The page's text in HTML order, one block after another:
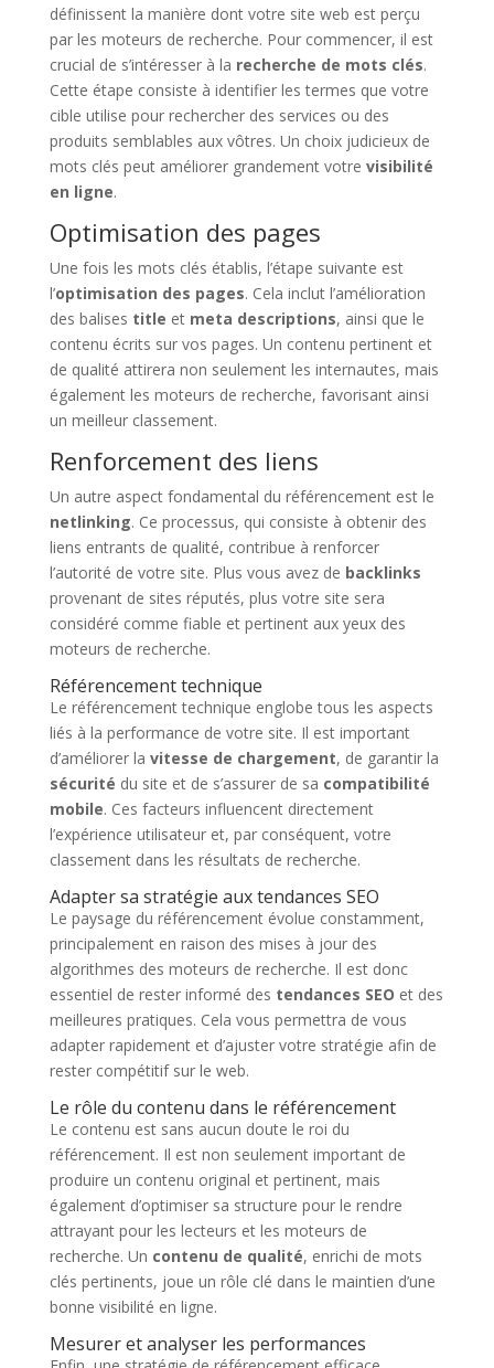
définissent la manière dont votre site web est perçu
par les moteurs de recherche. Pour commencer, il est
crucial de s’intéresser à la recherche de mots clés.
Cette étape consiste à identifier les termes que votre
cible utilise pour rechercher des services ou des
produits semblables aux vôtres. Un choix judicieux de
mots clés peut améliorer grandement votre visibilité
en ligne.
Optimisation des pages
Une fois les mots clés établis, l’étape suivante est
l’optimisation des pages. Cela inclut l’amélioration
des balises title et meta descriptions, ainsi que le
contenu écrits sur vos pages. Un contenu pertinent et
de qualité attirera non seulement les internautes, mais
également les moteurs de recherche, favorisant ainsi
un meilleur classement.
Renforcement des liens
Un autre aspect fondamental du référencement est le
netlinking. Ce processus, qui consiste à obtenir des
liens entrants de qualité, contribue à renforcer
l’autorité de votre site. Plus vous avez de backlinks
provenant de sites réputés, plus votre site sera
considéré comme fiable et pertinent aux yeux des
moteurs de recherche.
Référencement technique
Le référencement technique englobe tous les aspects
liés à la performance de votre site. Il est important
d’améliorer la vitesse de chargement, de garantir la
sécurité du site et de s’assurer de sa compatibilité
mobile. Ces facteurs influencent directement
l’expérience utilisateur et, par conséquent, votre
classement dans les résultats de recherche.
Adapter sa stratégie aux tendances SEO
Le paysage du référencement évolue constamment,
principalement en raison des mises à jour des
algorithmes des moteurs de recherche. Il est donc
essentiel de rester informé des tendances SEO et des
meilleures pratiques. Cela vous permettra de vous
adapter rapidement et d’ajuster votre stratégie afin de
rester compétitif sur le web.
Le rôle du contenu dans le référencement
Le contenu est sans aucun doute le roi du
référencement. Il est non seulement important de
produire un contenu original et pertinent, mais
également d’optimiser sa structure pour le rendre
attrayant pour les lecteurs et les moteurs de
recherche. Un contenu de qualité, enrichi de mots
clés pertinents, joue un rôle clé dans le maintien d’une
bonne visibilité en ligne.
Mesurer et analyser les performances